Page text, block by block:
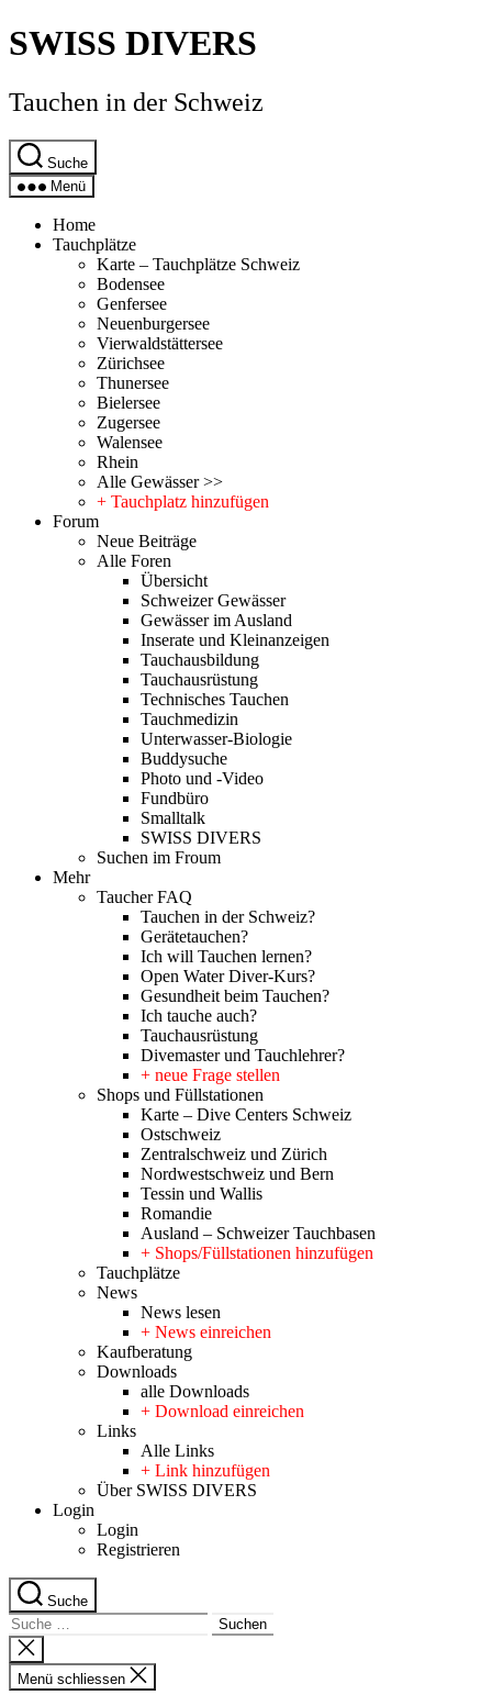
Direkt
zum
wechseln
SWISS DIVERS
Tauchen in der Schweiz
Suche
Menü
Home
Tauchplätze
Karte – Tauchplätze Schweiz
Bodensee
Genfersee
Neuenburgersee
Vierwaldstättersee
Zürichsee
Thunersee
Bielersee
Zugersee
Walensee
Rhein
Alle Gewässer >>
+ Tauchplatz hinzufügen
Forum
Neue Beiträge
Alle Foren
Übersicht
Schweizer Gewässer
Gewässer im Ausland
Inserate und Kleinanzeigen
Tauchausbildung
Tauchausrüstung
Technisches Tauchen
Tauchmedizin
Unterwasser-Biologie
Buddysuche
Photo und -Video
Fundbüro
Smalltalk
SWISS DIVERS
Suchen im Froum
Mehr
Taucher FAQ
Tauchen in der Schweiz?
Gerätetauchen?
Ich will Tauchen lernen?
Open Water Diver-Kurs?
Gesundheit beim Tauchen?
Ich tauche auch?
Tauchausrüstung
Divemaster und Tauchlehrer?
+ neue Frage stellen
Shops und Füllstationen
Karte – Dive Centers Schweiz
Ostschweiz
Zentralschweiz und Zürich
Nordwestschweiz und Bern
Tessin und Wallis
Romandie
Ausland – Schweizer Tauchbasen
+ Shops/Füllstationen hinzufügen
Tauchplätze
News
News lesen
+ News einreichen
Kaufberatung
Downloads
alle Downloads
+ Download einreichen
Links
Alle Links
+ Link hinzufügen
Über SWISS DIVERS
Login
Login
Registrieren
Suche
Suche
nach:
Suche
schliessen
Menü schliessen